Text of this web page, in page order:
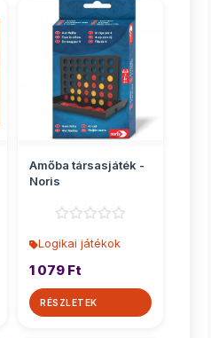
Amőba társasjáték -
Noris
Logikai játékok
1 079 Ft
RÉSZLETEK